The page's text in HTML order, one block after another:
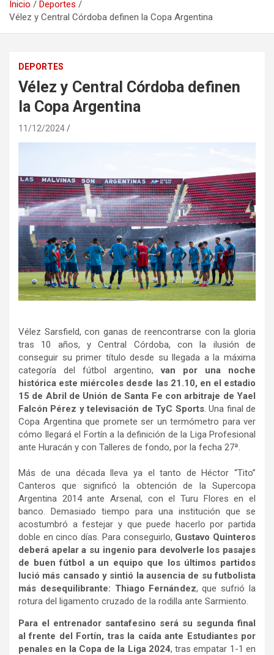
Inicio
Deportes
Vélez y Central Córdoba definen la Copa Argentina
DEPORTES
Vélez y Central Córdoba definen
la Copa Argentina
11/12/2024
Vélez Sarsfield, con ganas de reencontrarse con la gloria
tras 10 años, y Central Córdoba, con la ilusión de
conseguir su primer título desde su llegada a la máxima
categoría del fútbol argentino,van por una noche
histórica este miércoles desde las 21.10, en el estadio
15 de Abril de Unión de Santa Fe con arbitraje de Yael
Falcón Pérez y televisación de TyC Sports. Una final de
Copa Argentina que promete ser un termómetro para ver
cómo llegará el Fortín a la definición de la Liga Profesional
ante Huracán y con Talleres de fondo, por la fecha 27ª.
Más de una década lleva ya el tanto de Héctor “Tito”
Canteros que significó la obtención de la Supercopa
Argentina 2014 ante Arsenal, con el Turu Flores en el
banco. Demasiado tiempo para una institución que se
acostumbró a festejar y que puede hacerlo por partida
doble en cinco días. Para conseguirlo, Gustavo Quinteros
deberá apelar a su ingenio para devolverle los pasajes
de buen fútbol a un equipo que los últimos partidos
lució más cansado y sintió la ausencia de su futbolista
más desequilibrante: Thiago Fernández, que sufrió la
rotura del ligamento cruzado de la rodilla ante Sarmiento.
Para el entrenador santafesino será su segunda final
al frente del Fortín, tras la caída ante Estudiantes por
penales en la Copa de la Liga 2024, tras empatar 1-1 en